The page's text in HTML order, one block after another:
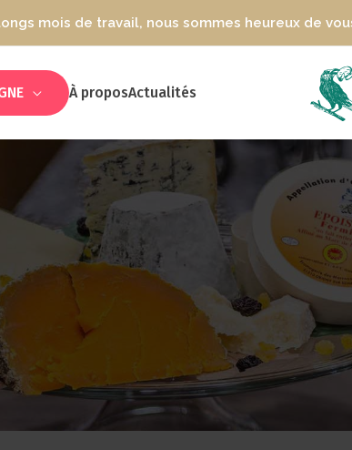
mois de travail, nous sommes heureux de
À proposActualités